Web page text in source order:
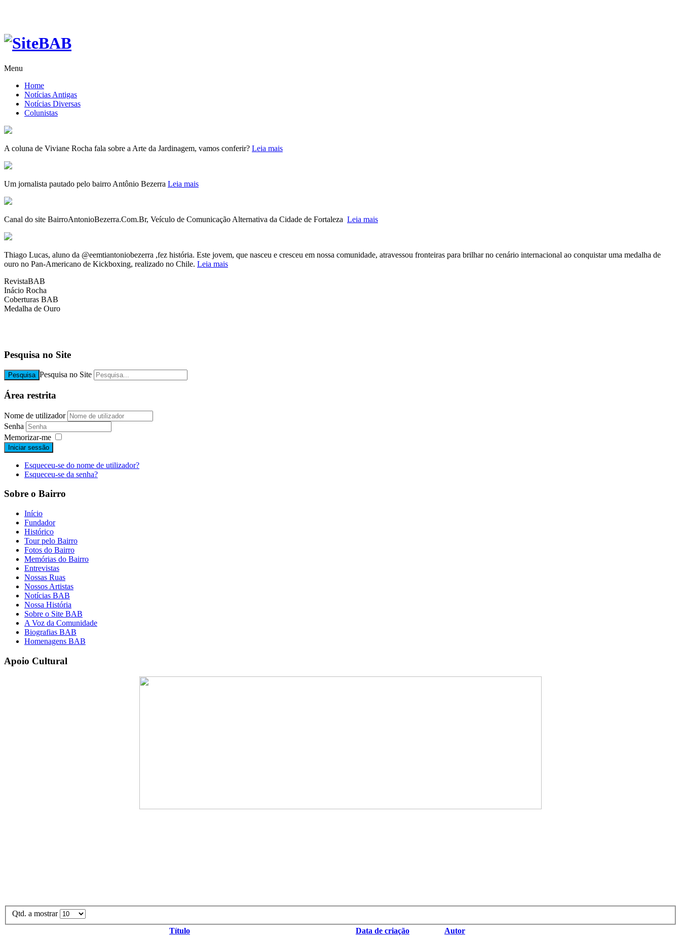
Menu
Home
Notícias Antigas
Notícias Diversas
Colunistas
A coluna de Viviane Rocha fala sobre a Arte da Jardinagem, vamos conferir? Leia mais
Um jornalista pautado pelo bairro Antônio Bezerra Leia mais
Canal do site BairroAntonioBezerra.Com.Br, Veículo de Comunicação Alternativa da Cidade de Fortaleza Leia mais
Thiago Lucas, aluno da @eemtiantoniobezerra ,fez história. Este jovem, que nasceu e cresceu em nossa comunidade, atravessou fronteiras para brilhar no cenário internacional ao conquistar uma medalha de
ouro no Pan-Americano de Kickboxing, realizado no Chile. Leia mais
RevistaBAB
Inácio Rocha
Coberturas BAB
Medalha de Ouro
Pesquisa no Site
Pesquisa Pesquisa no Site
Área restrita
Nome de utilizador
Senha
Memorizar-me
Iniciar sessão
Esqueceu-se do nome de utilizador?
Esqueceu-se da senha?
Sobre o Bairro
Início
Fundador
Histórico
Tour pelo Bairro
Fotos do Bairro
Memórias do Bairro
Entrevistas
Nossas Ruas
Nossos Artistas
Notícias BAB
Nossa História
Sobre o Site BAB
A Voz da Comunidade
Biografias BAB
Homenagens BAB
Apoio Cultural
Qtd. a mostrar
Título
Data de criação
Autor